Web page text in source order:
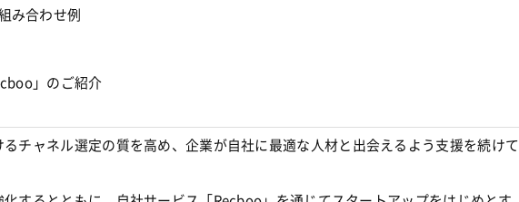
み合わせ例
」のご紹介
チャネル選定の質を高め、企業が自社に最適な人材と出会えるよう支援を続けて